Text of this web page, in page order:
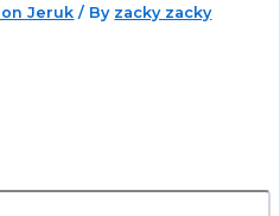
Jeruk / By zacky zacky